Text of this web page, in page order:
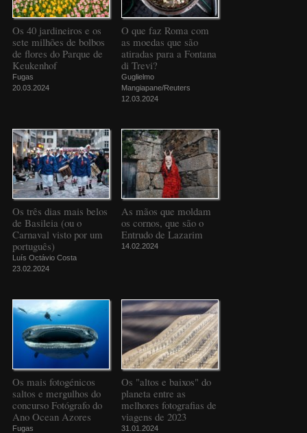
Os 40 jardineiros e os
sete milhões de bolbos
de flores do Parque de
Keukenhof
Fugas
20.03.2024
O que faz Roma com
as moedas que são
atiradas para a Fontana
di Trevi?
Guglielmo
Mangiapane/Reuters
12.03.2024
Os três dias mais belos
de Basileia (ou o
Carnaval visto por um
português)
Luís Octávio Costa
23.02.2024
As mãos que moldam
os cornos, que são o
Entrudo de Lazarim
14.02.2024
Os mais fotogénicos
saltos e mergulhos do
concurso Fotógrafo do
Ano Ocean Azores
Fugas
Os "altos e baixos" do
planeta entre as
melhores fotografias de
viagens de 2023
31.01.2024